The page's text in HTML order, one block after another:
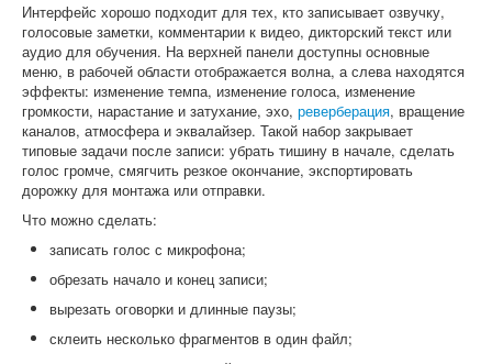
Интерфейс хорошо подходит для тех, кто записывает озвучку,
голосовые заметки, комментарии к видео, дикторский текст или
аудио для обучения. На верхней панели доступны основные
меню, в рабочей области отображается волна, а слева находятся
эффекты: изменение темпа, изменение голоса, изменение
громкости, нарастание и затухание, эхо, реверберация, вращение
каналов, атмосфера и эквалайзер. Такой набор закрывает
типовые задачи после записи: убрать тишину в начале, сделать
голос громче, смягчить резкое окончание, экспортировать
дорожку для монтажа или отправки.
Что можно сделать:
записать голос с микрофона;
обрезать начало и конец записи;
вырезать оговорки и длинные паузы;
склеить несколько фрагментов в один файл;